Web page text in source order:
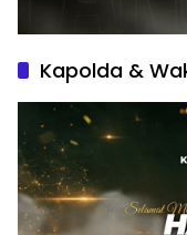
Kapolda &